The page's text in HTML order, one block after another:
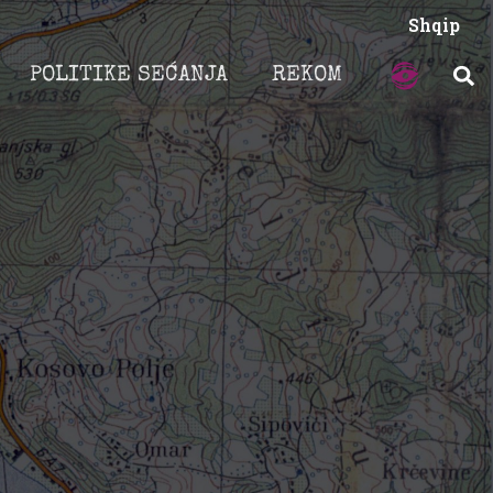
Shqip
POLITIKE SEĆANJA REKOM